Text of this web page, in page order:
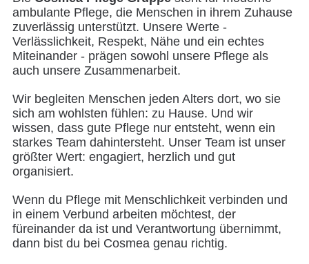
ambulante Pflege, die Menschen in ihrem Zuhause
zuverlässig unterstützt. Unsere Werte -
Verlässlichkeit, Respekt, Nähe und ein echtes
Miteinander - prägen sowohl unsere Pflege als
auch unsere Zusammenarbeit.
Wir begleiten Menschen jeden Alters dort, wo sie
sich am wohlsten fühlen: zu Hause. Und wir
wissen, dass gute Pflege nur entsteht, wenn ein
starkes Team dahintersteht. Unser Team ist unser
größter Wert: engagiert, herzlich und gut
organisiert.
Wenn du Pflege mit Menschlichkeit verbinden und
in einem Verbund arbeiten möchtest, der
füreinander da ist und Verantwortung übernimmt,
dann bist du bei Cosmea genau richtig.